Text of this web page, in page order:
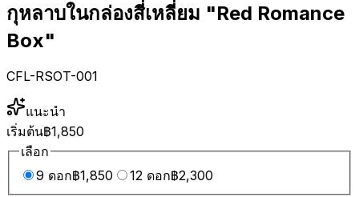
กุหลาบในกล่องสี่เหลี่ยม "Red Romance
Box"
CFL-RSOT-001
แนะนำ
เริ่มต้น฿1,850
เลือก
9 ดอก฿1,850 12 ดอก฿2,300